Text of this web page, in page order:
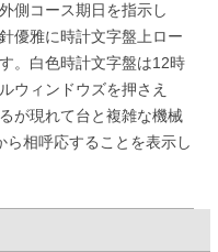
側コース期日を指示し
優雅に時計文字盤上ロー
。白色時計文字盤は12時
ウィンドウズを押さえ
が現れて台と複雑な機械
相呼応することを表示し